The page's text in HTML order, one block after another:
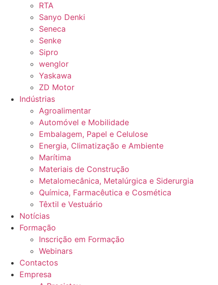
RTA
Sanyo Denki
Seneca
Senke
Sipro
wenglor
Yaskawa
ZD Motor
Indústrias
Agroalimentar
Automóvel e Mobilidade
Embalagem, Papel e Celulose
Energia, Climatização e Ambiente
Marítima
Materiais de Construção
Metalomecânica, Metalúrgica e Siderurgia
Química, Farmacêutica e Cosmética
Têxtil e Vestuário
Notícias
Formação
Inscrição em Formação
Webinars
Contactos
Empresa